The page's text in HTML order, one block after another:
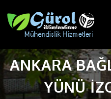
ANKARA
YÜNÜ